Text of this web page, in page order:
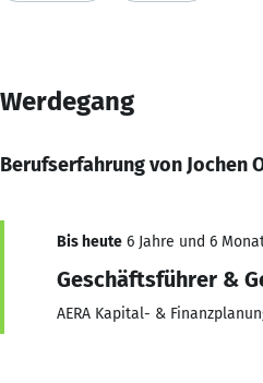
Werdegang
Berufserfahrung von Jochen
Bis heute 6 Jahre und 6
Geschäftsführer &
AERA Kapital- &